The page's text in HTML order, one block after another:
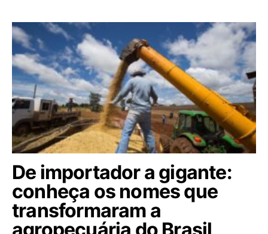
De importador a gigante:
conheça os nomes que
transformaram a